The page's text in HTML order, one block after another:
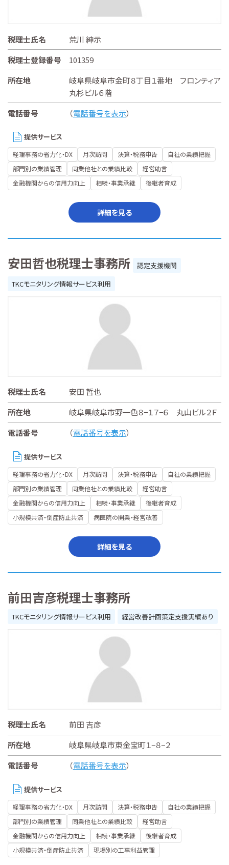
税理士氏名
荒川 紳示
税理士登録番号
101359
所在地
岐阜県岐阜市金町８丁目１番地 フロンティア
丸杉ビル６階
電話番号
（電話番号を表示）
提供サービス
経理事務の省力化・DX 月次訪問 決算・税務申告
自社の業績把握
部門別の業績管理
同業他社との業績比較
経営助言
金融機関からの信用力向上
相続・事業承継 後継者育成
詳細を見る
安田哲也税理士事務所
認定支援機関
TKCモニタリング情報サービス利用
税理士氏名
安田 哲也
所在地
岐阜県岐阜市野一色８−１７−６ 丸山ビル２Ｆ
電話番号
（電話番号を表示）
提供サービス
経理事務の省力化・DX 月次訪問 決算・税務申告
自社の業績把握
部門別の業績管理
同業他社との業績比較
経営助言
金融機関からの信用力向上
相続・事業承継
後継者育成
小規模共済・倒産防止共済
病医院の開業・経営改善
詳細を見る
前田吉彦税理士事務所
TKCモニタリング情報サービス利用 経営改善計画策定支援実績あり
税理士氏名
前田 吉彦
所在地
岐阜県岐阜市東金宝町１−８−２
電話番号
（電話番号を表示）
提供サービス
経理事務の省力化・DX 月次訪問 決算・税務申告
自社の業績把握
部門別の業績管理
同業他社との業績比較
経営助言
金融機関からの信用力向上
相続・事業承継
後継者育成
小規模共済・倒産防止共済
現場別の工事利益管理